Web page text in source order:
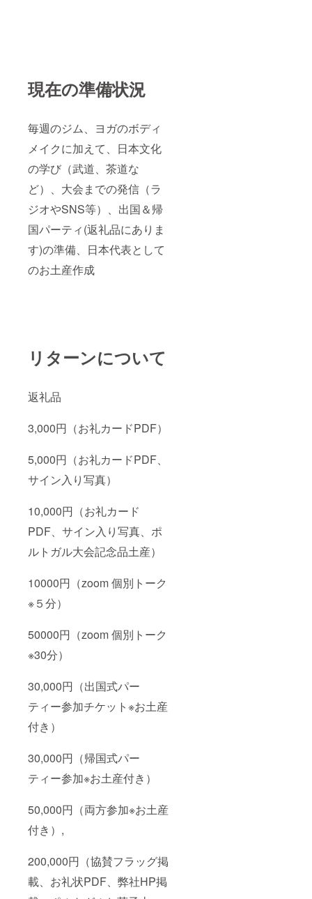
現在の準備状況
毎週のジム、ヨガのボディ
メイクに加えて、日本文化
の学び（武道、茶道な
ど）、大会までの発信（ラ
ジオやSNS等）、出国＆帰
国パーティ(返礼品にありま
す)の準備、日本代表として
のお土産作成
リターンについて
返礼品
3,000円（お礼カードPDF）
5,000円（お礼カードPDF、
サイン入り写真）
10,000円（お礼カード
PDF、サイン入り写真、ポ
ルトガル大会記念品土産）
10000円（zoom 個別トーク
※５分）
50000円（zoom 個別トーク
※30分）
30,000円（出国式パー
ティー参加チケット※お土産
付き）
30,000円（帰国式パー
ティー参加※お土産付き）
50,000円（両方参加※お土産
付き）,
200,000円（協賛フラッグ掲
載、お礼状PDF、弊社HP掲